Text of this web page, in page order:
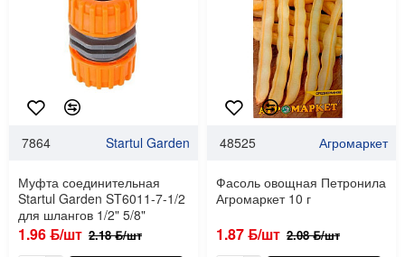
7864 Startul Garden
Муфта соединительная
Startul Garden ST6011-7-1/2
для шлангов 1/2" 5/8"
1.96 ƃ/шт 2.18 ƃ/шт
48525 Агромаркет
Фасоль овощная Петронила
Агромаркет 10 г
1.87 ƃ/шт 2.08 ƃ/шт